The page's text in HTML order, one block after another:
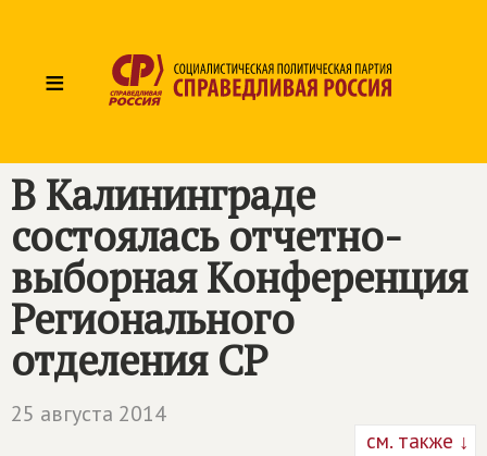
≡
В Калининграде
состоялась отчетно-
выборная Конференция
Регионального
отделения СР
25 августа 2014
см. также ↓